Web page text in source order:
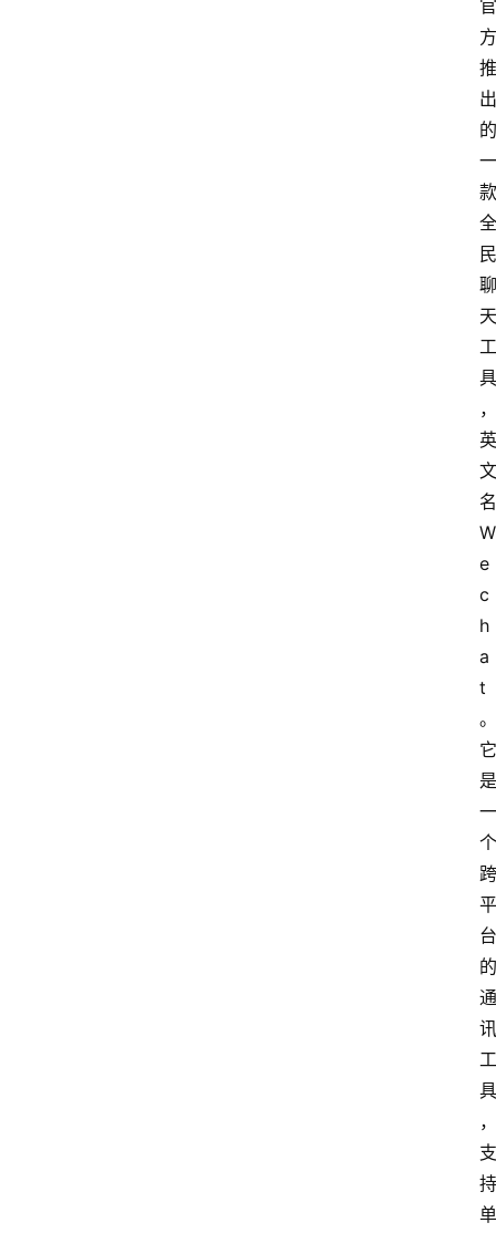
官
方
推
出
的
一
款
全
民
聊
天
工
具
，
英
文
名
W
e
c
h
a
t
。
它
是
一
个
跨
平
台
的
通
讯
工
具
，
支
持
单